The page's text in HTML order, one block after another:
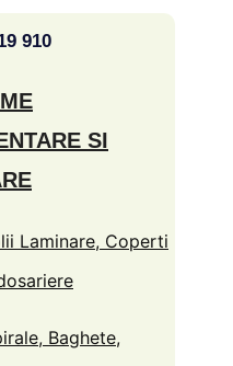
910
SI
Laminare, Coperti
Baghete,